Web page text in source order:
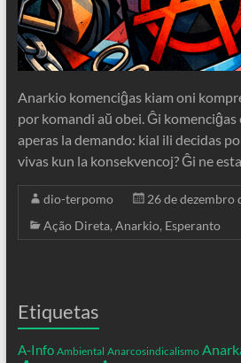
Anarkio komenciĝas kiam oni
por komandi aŭ obei. Ĝi
aperas la demando: kial ili decidas
vivas kun la konsekvencoj? Ĝi ne
dio-terpomo
26 de dezembro
Ação Direta, Anarkio, Esperanto
Etiquetas
A-Info Ambiental Anarcosindicalismo